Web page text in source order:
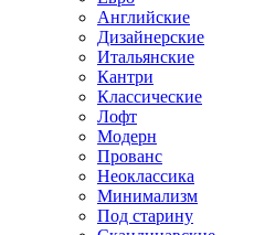
Английские
Дизайнерские
Итальянские
Кантри
Классические
Лофт
Модерн
Прованс
Неоклассика
Минимализм
Под старину